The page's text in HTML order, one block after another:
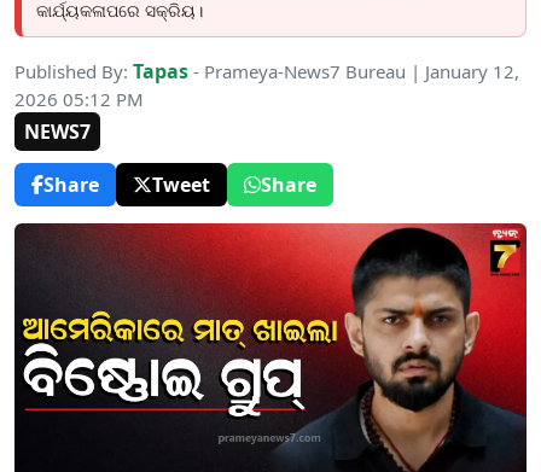
କାର୍ଯ୍ୟକଳାପରେ ସକ୍ରିୟ।
Published By: Tapas - Prameya-News7 Bureau | January 12,
2026 05:12 PM
NEWS7
Share
Tweet Share